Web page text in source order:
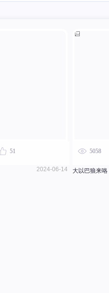
51
2024-06-14
5058
大以巴狼来咯